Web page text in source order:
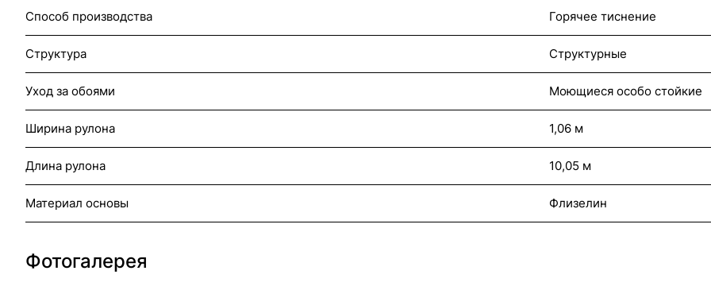
Способ производства Горячее тиснение
Структура Структурные
Уход за обоями Моющиеся особо стойкие
Ширина рулона 1,06 м
Длина рулона 10,05 м
Материал основы Флизелин
Фотогалерея